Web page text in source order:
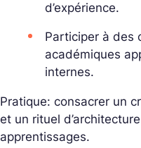
d’expérience.
Participer à des
académiques
internes.
Pratique: consacrer un
et un rituel
apprentissages.